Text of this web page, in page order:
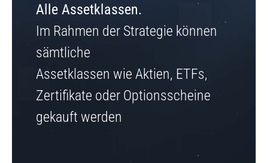
Alle Assetklassen.
Im Rahmen der Strategie können
sämtliche
Assetklassen wie Aktien, ETFs,
Zertifikate oder Optionsscheine
gekauft werden